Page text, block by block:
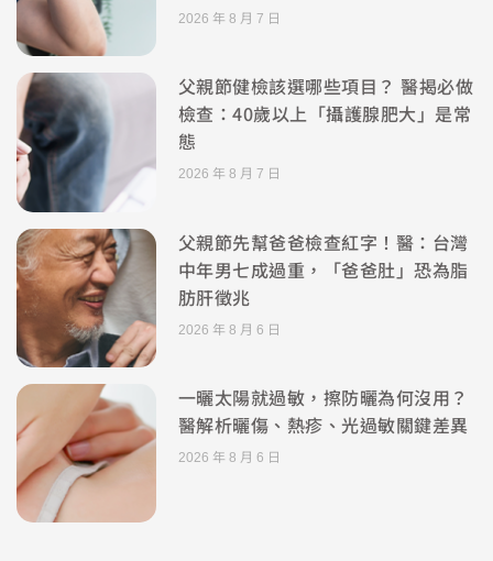
2026 年 8 月 7 日
父親節健檢該選哪些項目？ 醫揭必做
檢查：40歲以上「攝護腺肥大」是常
態
2026 年 8 月 7 日
父親節先幫爸爸檢查紅字！醫：台灣
中年男七成過重，「爸爸肚」恐為脂
肪肝徵兆
2026 年 8 月 6 日
一曬太陽就過敏，擦防曬為何沒用？
醫解析曬傷、熱疹、光過敏關鍵差異
2026 年 8 月 6 日